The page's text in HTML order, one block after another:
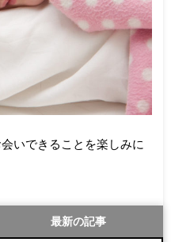
いできることを楽しみに
最新の記事